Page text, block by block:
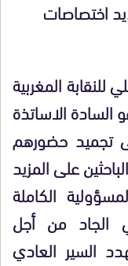
اختصاصات
للنقابة المغربية
السادة الاساتذة
تجميد حضورهم
على المزيد
الكاملة
الجاد من أجل
السير العادي